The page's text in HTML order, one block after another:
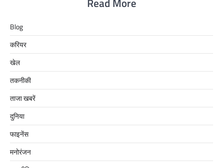
Blog
करियर
खेल
तकनीकी
ताजा खबरें
दुनिया
फाइनेंस
मनोरंजन